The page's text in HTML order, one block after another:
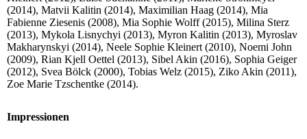
(2014), Matvii Kalitin (2014), Maximilian Haag (2014), Mia
Fabienne Ziesenis (2008), Mia Sophie Wolff (2015), Milina Sterz
(2013), Mykola Lisnychyi (2013), Myron Kalitin (2013), Myroslav
Makharynskyi (2014), Neele Sophie Kleinert (2010), Noemi John
(2009), Rian Kjell Oettel (2013), Sibel Akin (2016), Sophia Geiger
(2012), Svea Bölck (2000), Tobias Welz (2015), Ziko Akin (2011),
Zoe Marie Tzschentke (2014).
Impressionen